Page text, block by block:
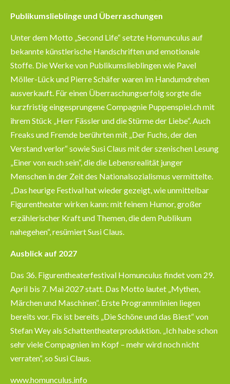
Publikumslieblinge und Überraschungen
Unter dem Motto „Second Life“ setzte Homunculus auf
bekannte künstlerische Handschriften und emotionale
Stoffe. Die Werke von Publikumslieblingen wie Pavel
Möller-Lück und Pierre Schäfer waren im Handumdrehen
ausverkauft. Für einen Überraschungserfolg sorgte die
kurzfristig eingesprungene Compagnie Puppenspiel.ch mit
ihrem Stück „Herr Fässler und die Stürme der Liebe“. Auch
Freaks und Fremde berührten mit „Der Fuchs, der den
Verstand verlor“ sowie Susi Claus mit der szenischen Lesung
„Einer von euch sein“, die die Lebensrealität junger
Menschen in der Zeit des Nationalsozialismus vermittelte.
„Das heurige Festival hat wieder gezeigt, wie unmittelbar
Figurentheater wirken kann: mit feinem Humor, großer
erzählerischer Kraft und Themen, die dem Publikum
nahegehen“, resümiert Susi Claus.
Ausblick auf 2027
Das 36. Figurentheaterfestival Homunculus findet vom 29.
April bis 7. Mai 2027 statt. Das Motto lautet „Mythen,
Märchen und Maschinen“. Erste Programmlinien liegen
bereits vor. Fix ist bereits „Die Schöne und das Biest“ von
Stefan Wey als Schattentheaterproduktion. „Ich habe schon
sehr viele Compagnien im Kopf – mehr wird noch nicht
verraten“, so Susi Claus.
www.homunculus.info